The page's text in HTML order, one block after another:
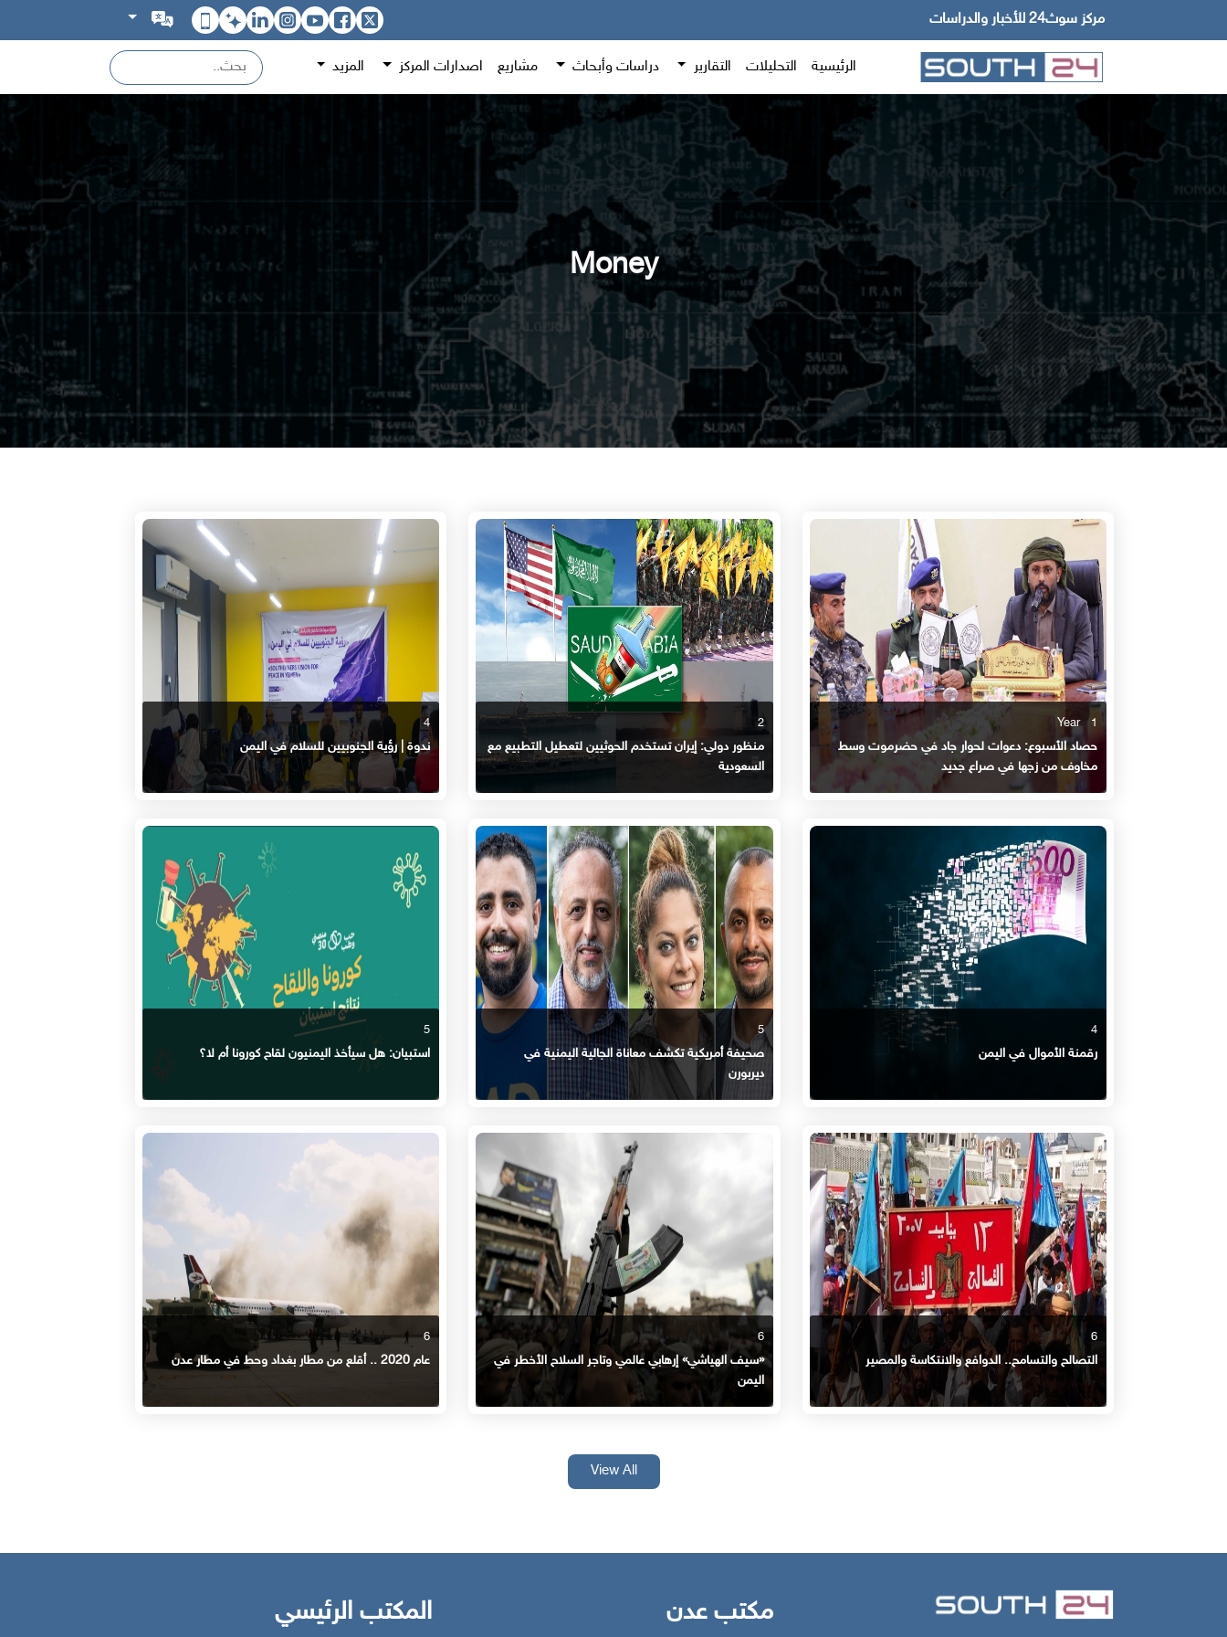
مركز سوث24 للأخبار والدراسات
الرئيسية التحليلات التقارير دراسات وأبحاث مشاريع اصدارات المركز المزيد
Money
1 Year
حصاد الأسبوع: دعوات لحوار جاد في حضرموت وسط
مخاوف من زجها في صراع جديد
2
منظور دولي: إيران تستخدم الحوثيين لتعطيل التطبيع مع
السعودية
4
ندوة | رؤية الجنوبيين للسلام في اليمن
4
رقمنة الأموال في اليمن
5
صحيفة أمريكية تكشف معاناة الجالية اليمنية في
ديربورن
5
استبيان: هل سيأخذ اليمنيون لقاح كورونا أم لا؟
6
التصالح والتسامح.. الدوافع والانتكاسة والمصير
6
«سيف الهياشي» إرهابي عالمي وتاجر السلاح الأخطر في
اليمن
6
عام 2020 .. أقلع من مطار بغداد وحط في مطار عدن
View All
مكتب عدن المكتب الرئيسي